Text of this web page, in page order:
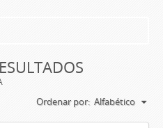
Ordenar por: Alfabético